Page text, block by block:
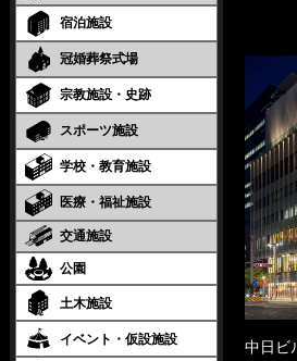
宿泊施設
冠婚葬祭式場
宗教施設・史跡
スポーツ施設
学校・教育施設
医療・福祉施設
交通施設
公園
土木施設
イベント・仮設施設
中日ビ